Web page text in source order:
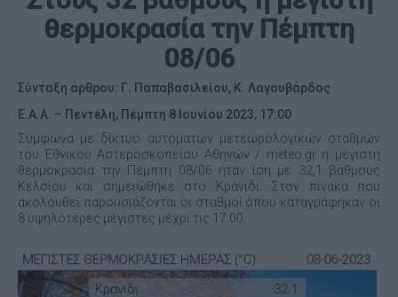
θερμοκρασία την Πέμπτη
08/06
Σύνταξη άρθρου: Γ. Παπαβασιλείου, Κ. Λαγουβάρδος
Ε.Α.Α. – Πεντέλη, Πέμπτη 8 Ιουνίου 2023, 17:00
Σύμφωνα με δίκτυο αυτόματων μετεωρολογικών σταθμών
του Εθνικού Αστεροσκοπείου Αθηνών / meteo.gr η μέγιστη
θερμοκρασία την Πέμπτη 08/06 ήταν ίση με 32,1 βαθμούς
Κελσίου και σημειώθηκε στο Κράνιδι. Στον πίνακα που
ακολουθεί παρουσιάζονται οι σταθμοί όπου καταγράφηκαν οι
8 υψηλότερες μέγιστες μέχρι τις 17:00.